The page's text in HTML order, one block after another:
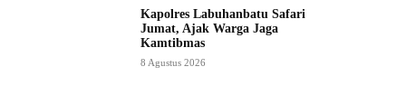
Kapolres Labuhanbatu Safari
Jumat, Ajak Warga Jaga
Kamtibmas
8 Agustus 2026